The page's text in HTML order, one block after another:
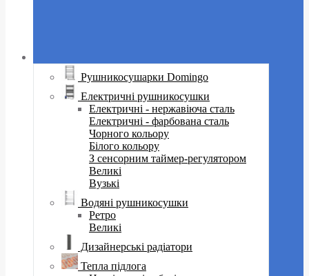
Рушникосушарки Domingo
Електричні рушникосушки
Електричні - нержавіюча сталь
Електричні - фарбована сталь
Чорного кольору
Білого кольору
З сенсорним таймер-регулятором
Великі
Вузькі
Водяні рушникосушки
Ретро
Великі
Дизайнерські радіатори
Тепла підлога